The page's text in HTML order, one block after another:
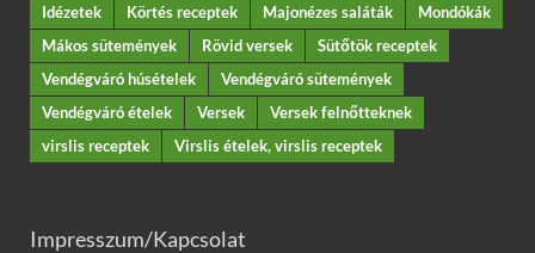
Idézetek
Körtés receptek Majonézes saláták
Mondókák
Mákos sütemények
Rövid versek
Sütőtök receptek
Vendégváró húsételek
Vendégváró sütemények
Vendégváró ételek
Versek
Versek felnőtteknek
virslis receptek
Virslis ételek, virslis receptek
Impresszum/Kapcsolat